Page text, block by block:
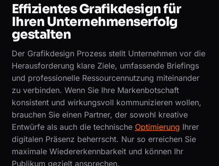
Effizientes Grafikdesign für
Ihren Unternehmenserfolg
gestalten
Der Grafikdesign Prozess stellt Unternehmen vor die
Herausforderung klare Ziele, umfassende Briefings
und professionelle Ressourcennutzung miteinander
zu verbinden. Wenn Sie Ihre Markenbotschaft
konsistent und wirkungsvoll kommunizieren wollen,
brauchen Sie einen Partner, der sowohl kreative
Entwürfe als auch die technische Optimierung Ihrer
digitalen Präsenz beherrscht. Nur so erreichen Sie
maximale Wiedererkennbarkeit und können Ihr
Publikum gezielt ansprechen.